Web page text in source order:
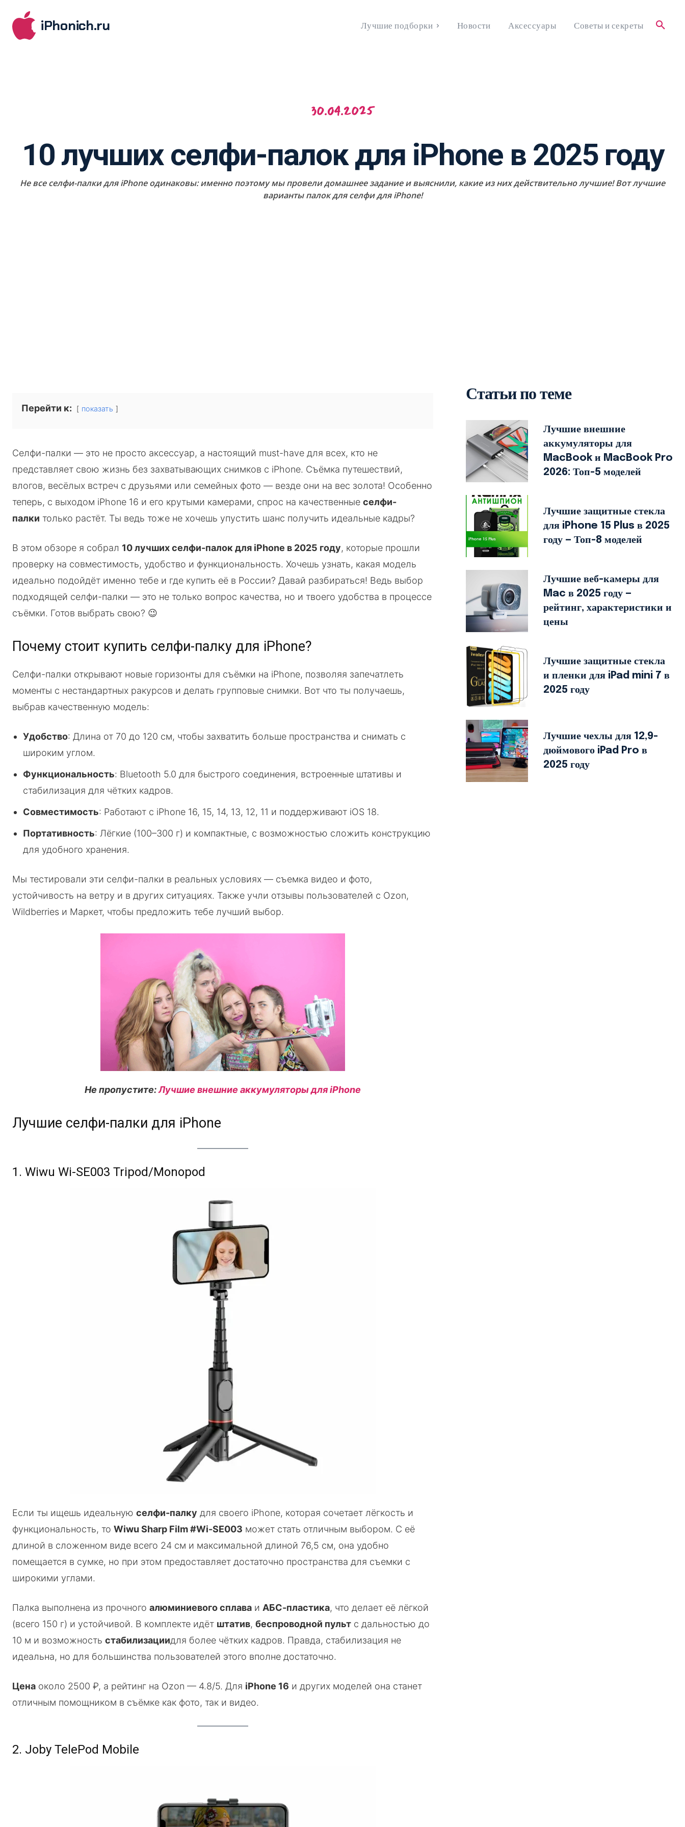
iPhonich.ru Лучшие подборки Новости Аксессуары Советы и секреты
30.04.2025
10 лучших селфи-палок для iPhone в 2025 году
Не все селфи-палки для iPhone одинаковы: именно поэтому мы провели домашнее задание и выяснили, какие из них действительно лучшие! Вот лучшие
варианты палок для селфи для iPhone!
Перейти к: показать
Селфи-палки — это не просто аксессуар, а настоящий must-have для всех, кто не
представляет свою жизнь без захватывающих снимков с iPhone. Съёмка путешествий,
влогов, весёлых встреч с друзьями или семейных фото — везде они на вес золота! Особенно
теперь, с выходом iPhone 16 и его крутыми камерами, спрос на качественные селфи-
палки только растёт. Ты ведь тоже не хочешь упустить шанс получить идеальные кадры?
В этом обзоре я собрал 10 лучших селфи-палок для iPhone в 2025 году, которые прошли
проверку на совместимость, удобство и функциональность. Хочешь узнать, какая модель
идеально подойдёт именно тебе и где купить её в России? Давай разбираться! Ведь выбор
подходящей селфи-палки — это не только вопрос качества, но и твоего удобства в процессе
съёмки. Готов выбрать свою? 😉
Почему стоит купить селфи-палку для iPhone?
Селфи-палки открывают новые горизонты для съёмки на iPhone, позволяя запечатлеть
моменты с нестандартных ракурсов и делать групповые снимки. Вот что ты получаешь,
выбрав качественную модель:
Удобство: Длина от 70 до 120 см, чтобы захватить больше пространства и снимать с
широким углом.
Функциональность: Bluetooth 5.0 для быстрого соединения, встроенные штативы и
стабилизация для чётких кадров.
Совместимость: Работают с iPhone 16, 15, 14, 13, 12, 11 и поддерживают iOS 18.
Портативность: Лёгкие (100–300 г) и компактные, с возможностью сложить конструкцию
для удобного хранения.
Мы тестировали эти селфи-палки в реальных условиях — съемка видео и фото,
устойчивость на ветру и в других ситуациях. Также учли отзывы пользователей с Ozon,
Wildberries и Маркет, чтобы предложить тебе лучший выбор.
Не пропустите:Лучшие внешние аккумуляторы для iPhone
Лучшие селфи-палки для iPhone
1. Wiwu Wi-SE003 Tripod/Monopod
Если ты ищешь идеальную селфи-палку для своего iPhone, которая сочетает лёгкость и
функциональность, то Wiwu Sharp Film #Wi-SE003 может стать отличным выбором. С её
длиной в сложенном виде всего 24 см и максимальной длиной 76,5 см, она удобно
помещается в сумке, но при этом предоставляет достаточно пространства для съемки с
широкими углами.
Палка выполнена из прочного алюминиевого сплава и АБС-пластика, что делает её лёгкой
(всего 150 г) и устойчивой. В комплекте идёт штатив, беспроводной пульт с дальностью до
10 м и возможность стабилизациидля более чётких кадров. Правда, стабилизация не
идеальна, но для большинства пользователей этого вполне достаточно.
Цена около 2500 ₽, а рейтинг на Ozon — 4.8/5. Для iPhone 16 и других моделей она станет
отличным помощником в съёмке как фото, так и видео.
2. Joby TelePod Mobile
Статьи по теме
Лучшие внешние
аккумуляторы для
MacBook и MacBook Pro
2026: Топ-5 моделей
Лучшие защитные стекла
для iPhone 15 Plus в 2025
году — Топ-8 моделей
Лучшие веб-камеры для
Mac в 2025 году —
рейтинг, характеристики и
цены
Лучшие защитные стекла
и пленки для iPad mini 7 в
2025 году
Лучшие чехлы для 12,9-
дюймового iPad Pro в
2025 году